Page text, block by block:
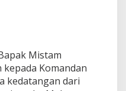
Mistam
Komandan
kedatangan dari